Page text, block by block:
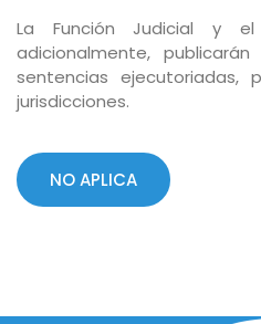
La Función Judicial y el
adicionalmente,
sentencias ejecutoriadas,
jurisdicciones.
NO APLICA